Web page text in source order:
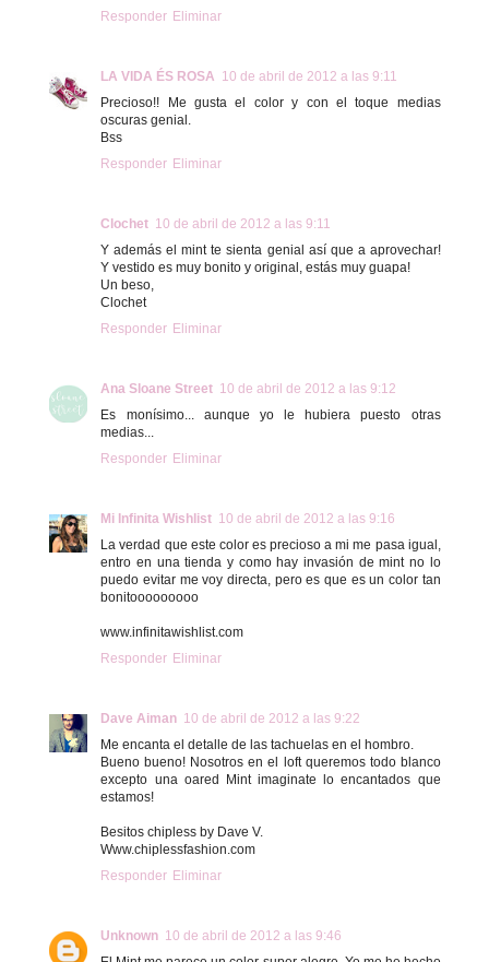
Responder Eliminar
LA VIDA ÉS ROSA 10 de abril de 2012 a las 9:11
Precioso!! Me gusta el color y con el toque medias
oscuras genial.
Bss
Responder Eliminar
Clochet 10 de abril de 2012 a las 9:11
Y además el mint te sienta genial así que a aprovechar!
Y vestido es muy bonito y original, estás muy guapa!
Un beso,
Clochet
Responder Eliminar
Ana Sloane Street 10 de abril de 2012 a las 9:12
Es monísimo... aunque yo le hubiera puesto otras
medias...
Responder Eliminar
Mi Infinita Wishlist 10 de abril de 2012 a las 9:16
La verdad que este color es precioso a mi me pasa igual,
entro en una tienda y como hay invasión de mint no lo
puedo evitar me voy directa, pero es que es un color tan
bonitooooooooo
www.infinitawishlist.com
Responder Eliminar
Dave Aiman 10 de abril de 2012 a las 9:22
Me encanta el detalle de las tachuelas en el hombro.
Bueno bueno! Nosotros en el loft queremos todo blanco
excepto una oared Mint imaginate lo encantados que
estamos!
Besitos chipless by Dave V.
Www.chiplessfashion.com
Responder Eliminar
Unknown 10 de abril de 2012 a las 9:46